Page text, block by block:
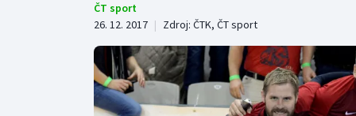
Cyklistika
Boby a skeleton
Box
ČT sport
26. 12. 2017 | Zdroj: ČTK, ČT sport